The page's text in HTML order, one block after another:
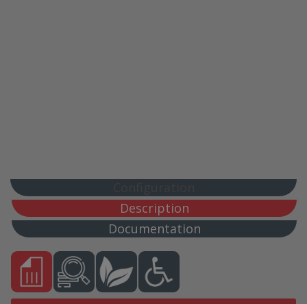
Description
Documentation